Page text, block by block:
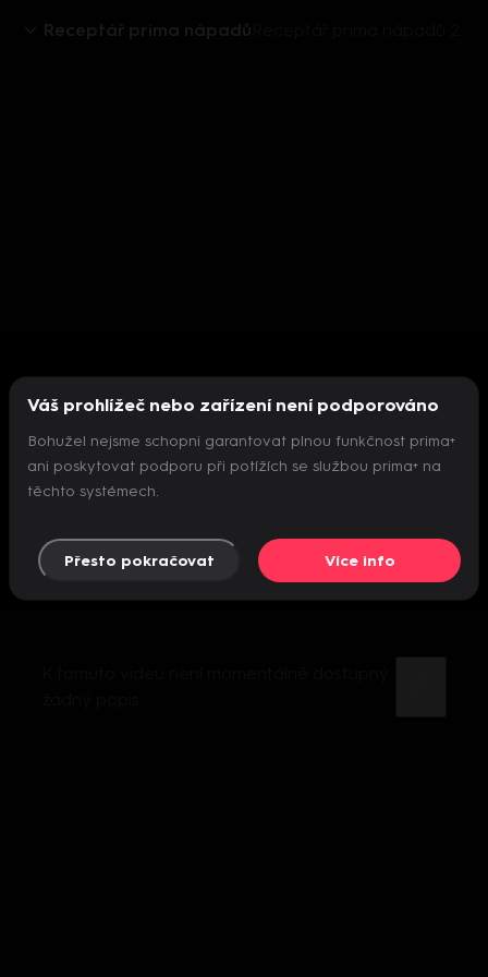
Receptář prima nápadů
Nepodařilo se inicializovat přehrávač
Váš prohlížeč nebo zařízení není podporováno
Bohužel nejsme schopni garantovat plnou funkčnost prima+
ani poskytovat podporu při potížích se službou prima+ na
těchto systémech.
Přesto pokračovat Více info